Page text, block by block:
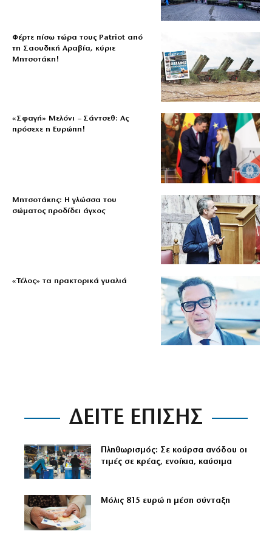
Φέρτε πίσω τώρα τους Patriot από
τη Σαουδική Αραβία, κύριε
Μητσοτάκη!
«Σφαγή» Μελόνι – Σάντσεθ: Ας
πρόσεχε η Ευρώπη!
Μητσοτάκης: Η γλώσσα του
σώματος προδίδει άγχος
«Τέλος» τα πρακτορικά γυαλιά
ΔΕΙΤΕ ΕΠΙΣΗΣ
Πληθωρισμός: Σε κούρσα ανόδου οι
τιμές σε κρέας, ενοίκια, καύσιμα
Μόλις 815 ευρώ η μέση σύνταξη